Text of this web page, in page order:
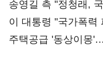
리모델링' 제안
송영길 측 "정청래,
총선 지휘 못해"
이 대통령 "국가폭
진실 밝혀야"
주택공급 '동상이몽